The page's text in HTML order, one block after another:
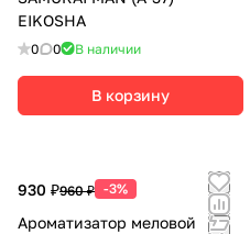
EIKOSHA
0 0 В наличии
В корзину
930 ₽960 ₽ -3%
Ароматизатор меловой